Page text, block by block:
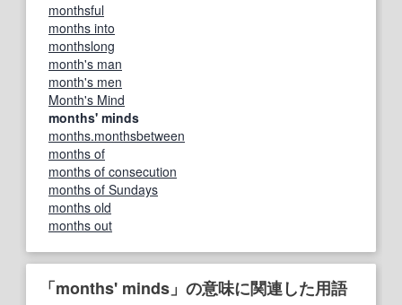
monthsful
months into
monthslong
month's man
month's men
Month's Mind
months' minds
months.monthsbetween
months of
months of consecution
months of Sundays
months old
months out
「months' minds」の意味に関連した用語